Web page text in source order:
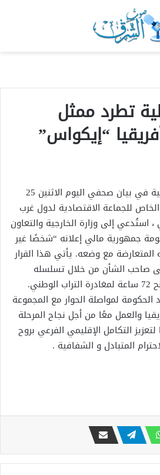
تطرد ممثل
“إيكواس”
أعلنت وزارة الخارجية المالية في بيان صحفي اليوم الاثنين 25
الممثل الخاص للجماعة الاقتصادية لدول غرب
استُدعي إلى وزارة الخارجية والتعاون
جمهورية مالي إعلانه “شخصًا غير
مع وضعه. يأتي هذا القرار
صاحب الشأن من خلال تسلسله
الهرمي. ونتيجة لذلك يُمنح 72 ساعة لمغادرة التراب الوطني.
الحكومة لمواصلة الحوار مع المجموعة
والعمل معًا من أجل نجاح المرحلة
التكامل الإقليمي الفرعي بروح
المتبادل و الشفافية .